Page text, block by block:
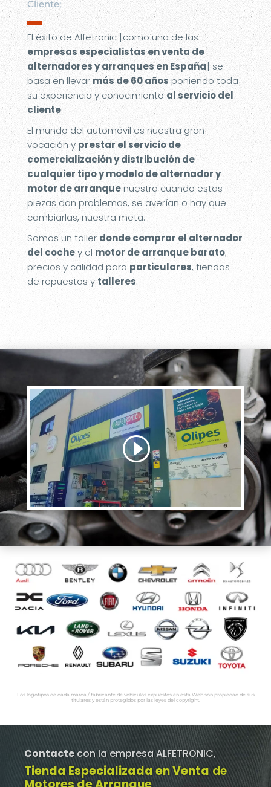
Cliente;
▬
El éxito de Alfetronic [como una de las
empresas especialistas en venta de
alternadores y arranques en España] se
basa en llevarmás de 60 añosponiendo toda
su experiencia y conocimiento al servicio del
cliente.
El mundo del automóvil es nuestra gran
vocación yprestar el servicio de
comercialización y distribución de
cualquier tipo y modelo de alternador y
motor de arranquenuestra cuando estas
piezas dan problemas, se averían o hay que
cambiarlas, nuestra meta.
Somos un taller donde comprar el alternador
del cochey el motor de arranque barato;
precios y calidad para particulares, tiendas
de repuestos y talleres.
Los logotipos de cada marca / fabricante de vehículos expuestos en esta Web son propiedad de sus
titulares y están protegidos por las leyes del copyright.
Contacte con la empresa ALFETRONIC,
Tienda Especializada en Venta de